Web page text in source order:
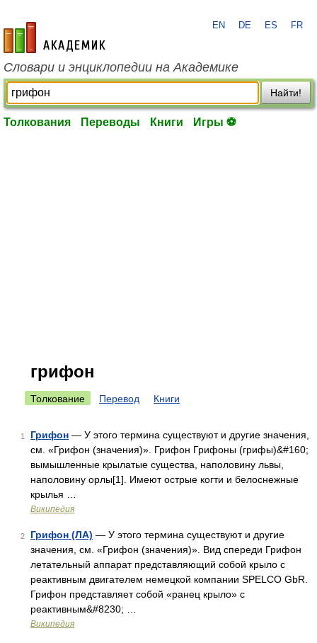
academic.ru
EN DE ES FR
Словари и энциклопедии на Академике
Найти!
Толкования Переводы Книги Игры ⚽
грифон
Толкование Перевод Книги
1 Грифон — У этого термина существуют и другие значения,
см. «Грифон (значения)». Грифон Грифоны (грифы)&#160;
вымышленные крылатые существа, наполовину львы,
наполовину орлы[1]. Имеют острые когти и белоснежные
крылья …
Википедия
2 Грифон (ЛА) — У этого термина существуют и другие
значения, см. «Грифон (значения)». Вид спереди Грифон
летательный аппарат представляющий собой крыло с
реактивным двигателем немецкой компании SPELCO GbR.
Грифон представляет собой «ранец крыло» с
реактивным&#8230; …
Википедия